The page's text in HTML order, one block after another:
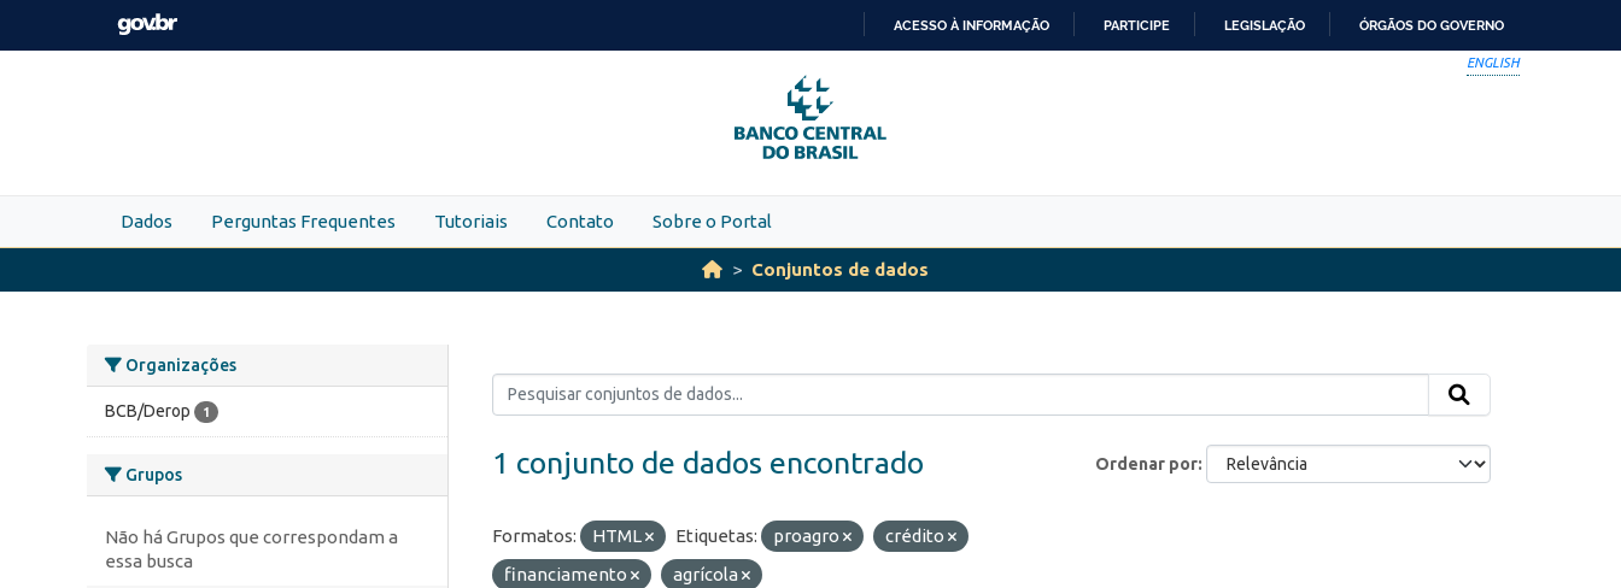
Skip to main content
PARA
O
CONTEÚDO
ACESSO À INFORMAÇÃO PARTICIPE LEGISLAÇÃO ÓRGÃOS DO GOVERNO
ENGLISH
Dados Perguntas Frequentes Tutoriais Contato Sobre o Portal
Conjuntos de dados
Organizações
BCB/Derop 1
Grupos
Não há Grupos que correspondam a
essa busca
Ordenar por
1 conjunto de dados encontrado
Formatos: HTML Etiquetas: proagro
crédito
financiamento
agrícola